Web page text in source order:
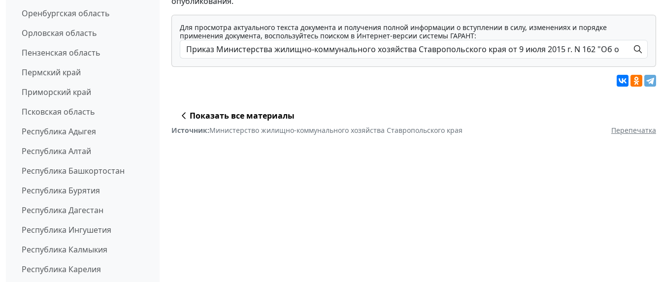
Оренбургская область
Орловская область
Пензенская область
Пермский край
Приморский край
Псковская область
Республика Адыгея
Республика Алтай
Республика Башкортостан
Республика Бурятия
Республика Дагестан
Республика Ингушетия
Республика Калмыкия
Республика Карелия
Для просмотра актуального текста документа и получения полной информации о вступлении в силу, изменениях и порядке
применения документа, воспользуйтесь поиском в Интернет-версии системы ГАРАНТ:
Показать все материалы
Источник:Министерство жилищно-коммунального хозяйства Ставропольского края Перепечатка